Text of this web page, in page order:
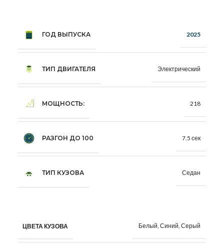
ГОД ВЫПУСКА 2025
ТИП ДВИГАТЕЛЯ Электрический
МОЩНОСТЬ: 218
РАЗГОН ДО 100 7.5 сек
ТИП КУЗОВА Седан
ЦВЕТА КУЗОВА Белый, Синий, Серый